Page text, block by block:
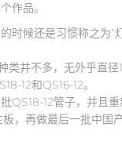
作品。
时候还是习惯称之为“
类并不多，无外乎直
12和QS16-12。
QS18-12管子，并且
，再做最后一批中国